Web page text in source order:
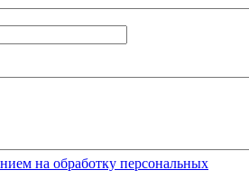
на обработку персональных